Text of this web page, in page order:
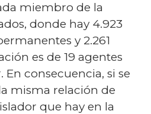
miembro de la
donde hay 4.923
y 2.261
es de 19 agentes
consecuencia, si se
misma relación de
que hay en la